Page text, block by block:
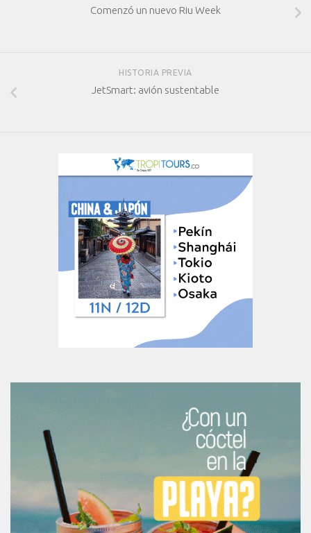
Comenzó un nuevo Riu Week
HISTORIA PREVIA
JetSmart: avión sustentable